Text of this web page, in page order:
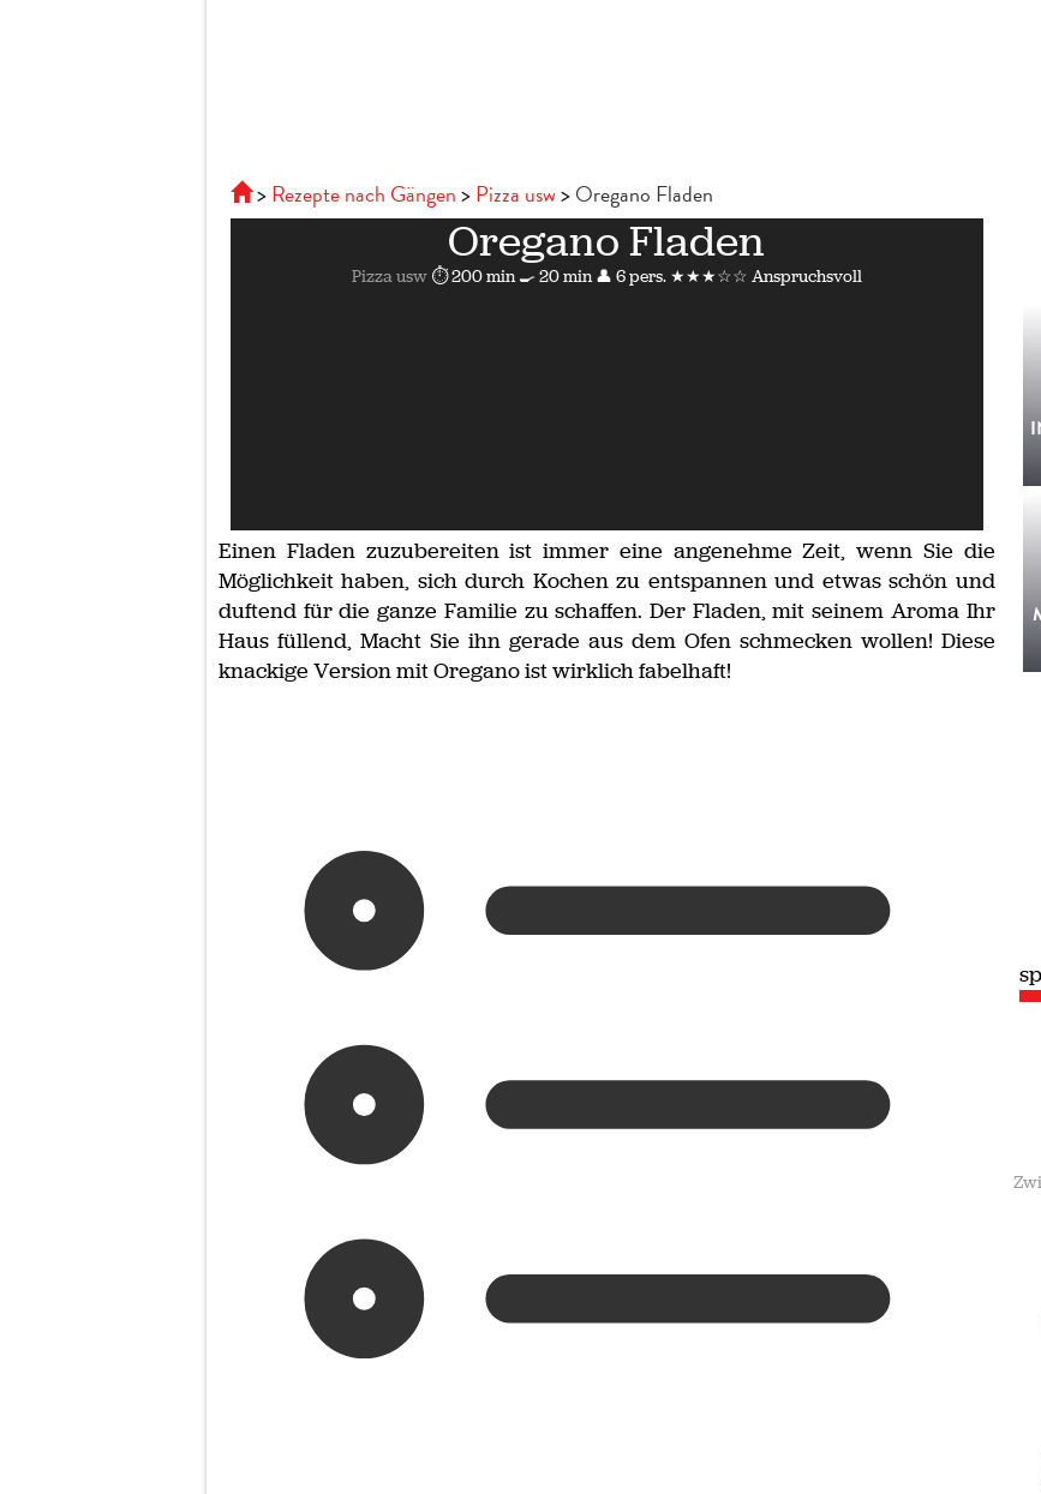
Rezepte nach Gängen Pizza usw Oregano Fladen
Oregano Fladen
Pizza usw ⏱ 200 min🍳 20 min 👤 6 pers. ★★★☆☆ Anspruchsvoll
Einen Fladen zuzubereiten ist immer eine angenehme Zeit, wenn Sie die
Möglichkeit haben, sich durch Kochen zu entspannen und etwas schön und
duftend für die ganze Familie zu schaffen. Der Fladen, mit seinem Aroma Ihr
Haus füllend, Macht Sie ihn gerade aus dem Ofen schmecken wollen! Diese
knackige Version mit Oregano ist wirklich fabelhaft!